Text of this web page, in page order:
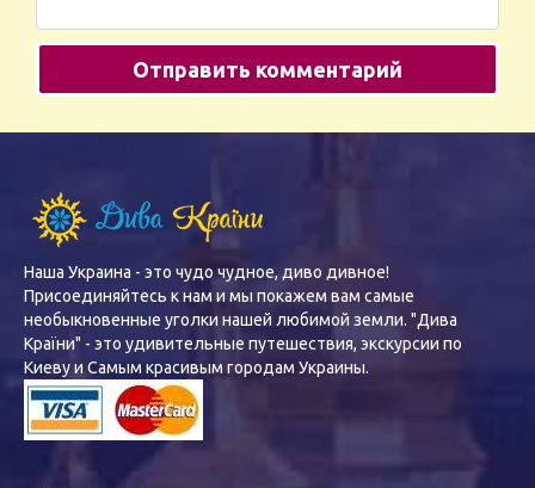
Наша Украина - это чудо чудное, диво дивное!
Присоединяйтесь к нам и мы покажем вам самые
необыкновенные уголки нашей любимой земли. "Дива
Країни" - это удивительные путешествия, экскурсии по
Киеву и Самым красивым городам Украины.